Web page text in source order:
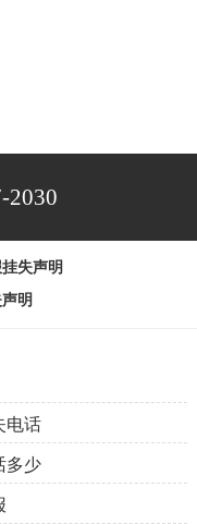
2030
失声明
明
电话
多少